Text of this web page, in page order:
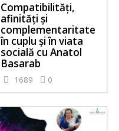
Compatibilități,
afinități și
complementaritate
în cuplu și în viata
socială cu Anatol
Basarab
1689 0